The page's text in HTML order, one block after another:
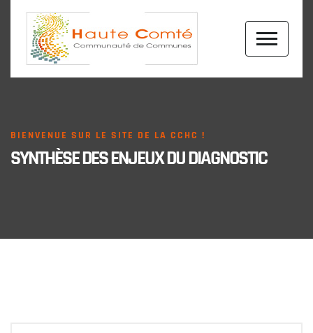
BIENVENUE SUR LE SITE DE LA CCHC !
SYNTHÈSE DES ENJEUX DU DIAGNOSTIC